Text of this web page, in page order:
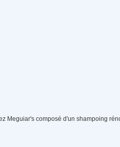
Meguiar's composé d'un shampoing